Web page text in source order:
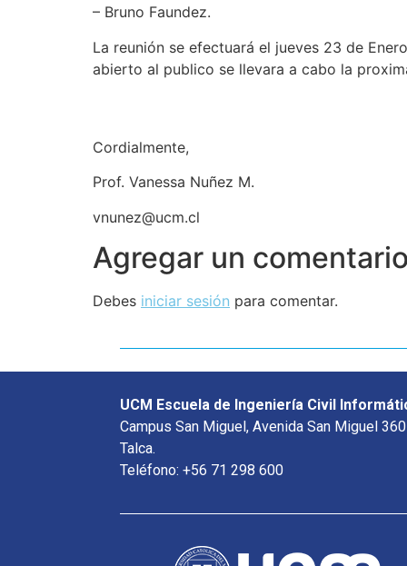
– Bruno Faundez.
La reunión se efectuará el jueves 23 de
abierto al publico se llevara a cabo la
Cordialmente,
Prof. Vanessa Nuñez M.
vnunez@ucm.cl
Agregar un
Debes iniciar sesión para comentar.
UCM Escuela de Ingeniería Civil
Campus San Miguel, Avenida San Miguel
Talca.
Teléfono: +56 71 298 600